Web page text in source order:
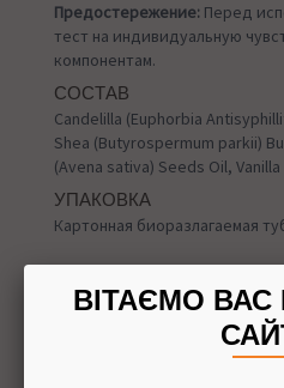
Предостережение: Перед
тест на индивидуальную
компонентам.
СОСТАВ
Candelilla (Euphorbia
Shea (Butyrospermum parkii)
(Avena sativa) Seeds Oil,
УПАКОВКА
Картонная биоразлагаемая
Назад в
ВІТАЄМО